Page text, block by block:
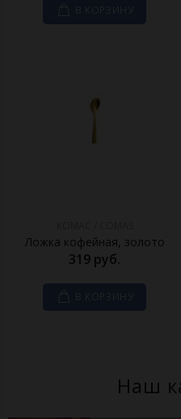
В КОРЗИНУ
Ложка кофейная, золото
319 руб.
В КОРЗИНУ
Наш